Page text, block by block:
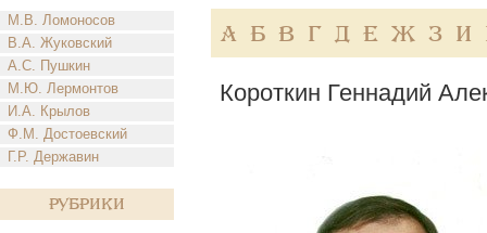
М.В. Ломоносов
В.А. Жуковский
А.С. Пушкин
М.Ю. Лермонтов
И.А. Крылов
Ф.М. Достоевский
Г.Р. Державин
Рубрики
А Б В Г Д Е Ж З И
Короткин Геннадий